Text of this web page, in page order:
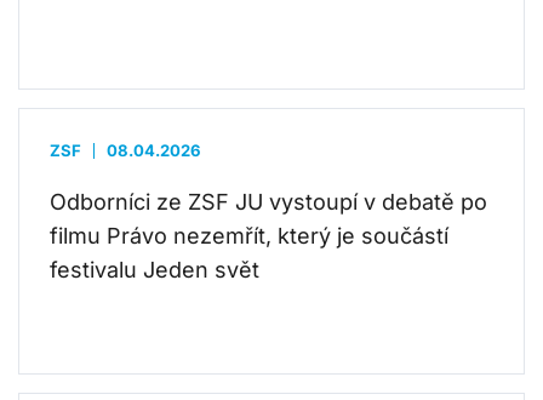
ZSF 08.04.2026
Odborníci ze ZSF JU vystoupí v debatě po
filmu Právo nezemřít, který je součástí
festivalu Jeden svět